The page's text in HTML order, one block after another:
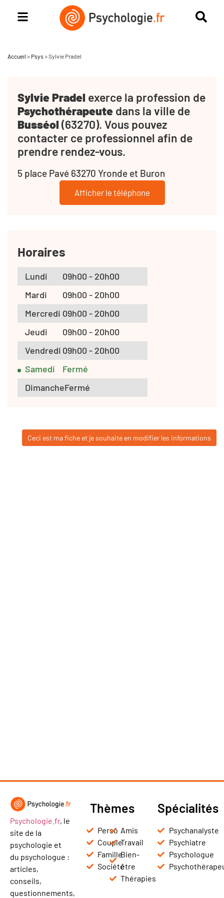
Accueil > Psys >Sylvie Pradel
Sylvie Pradel exerce la profession de
Psychothérapeute dans la ville de
Busséol (63270). Vous pouvez
contacter ce professionnel afin de
prendre rendez-vous.
5 place Pavé 63270 Yronde et Buron
Afficher le téléphone
Horaires
Lundi
09h00 - 20h00
Mardi
09h00 - 20h00
Mercredi 09h00 - 20h00
Jeudi
09h00 - 20h00
Vendredi 09h00 - 20h00
Samedi
Fermé
DimancheFermé
Ceci est ma fiche et je souhaite en modifier les informations
Psychologie.fr, le
site de la
psychologie et
du psychologue :
articles,
conseils,
questionnements,
Thèmes
Perso
Couple
Famille
Société
Amis
Travail
Bien-
être
Thérapies
Spécialités
Psychanalyste
Psychiatre
Psychologue